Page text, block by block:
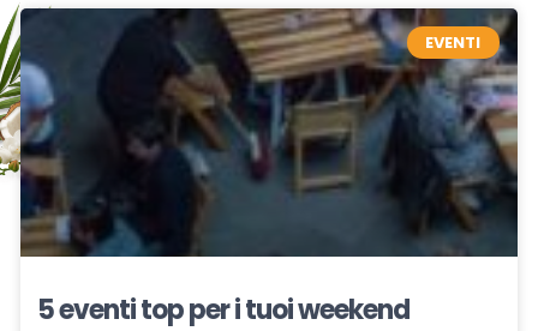
EVENTI
5 eventi top per i tuoi weekend